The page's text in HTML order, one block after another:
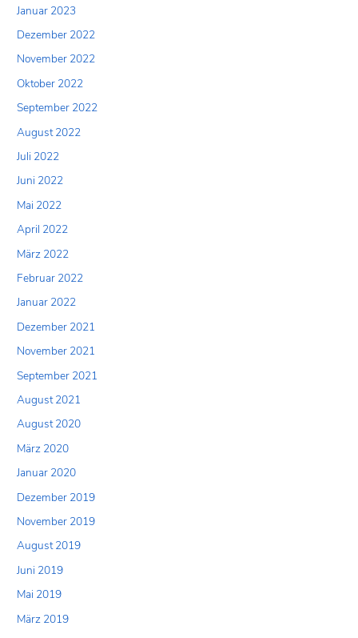
Januar 2023
Dezember 2022
November 2022
Oktober 2022
September 2022
August 2022
Juli 2022
Juni 2022
Mai 2022
April 2022
März 2022
Februar 2022
Januar 2022
Dezember 2021
November 2021
September 2021
August 2021
August 2020
März 2020
Januar 2020
Dezember 2019
November 2019
August 2019
Juni 2019
Mai 2019
März 2019